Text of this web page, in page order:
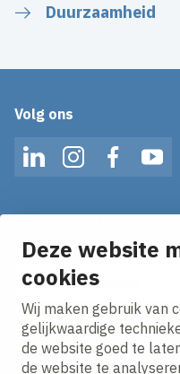
Deze website
cookies
Wij maken gebruik van
gelijkwaardige
de website goed te
de website te
Duurzaamheid
Volg ons
LinkedInInstagramFacebook
Ontvang onze nieuws
E-mailadres
Ik ga akkoord met het